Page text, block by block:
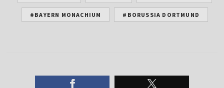
#BAYERN MONACHIUM #BORUSSIA DORTMUND